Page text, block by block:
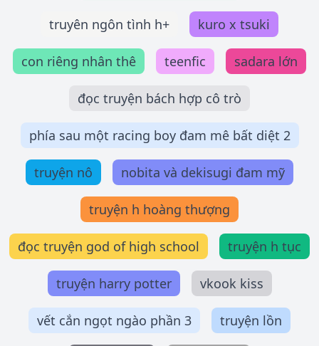
truyên ngôn tình h+ kuro x tsuki
con riêng nhân thê teenfic sadara lớn
đọc truyện bách hợp cô trò
phía sau một racing boy đam mê bất diệt 2
truyện nô nobita và dekisugi đam mỹ
truyện h hoàng thượng
đọc truyện god of high school truyện h tục
truyện harry potter vkook kiss
vết cắn ngọt ngào phần 3 truyện lồn